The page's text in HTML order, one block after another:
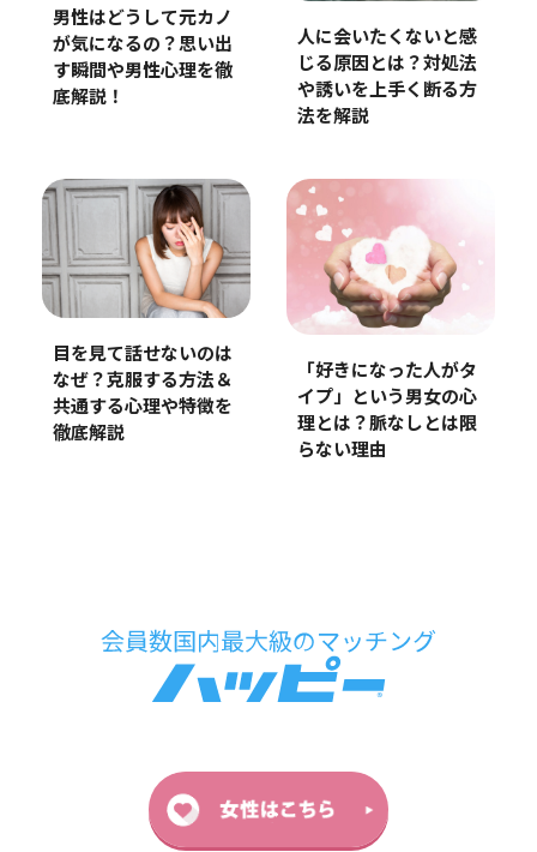
男性はどうして元カノ
が気になるの？思い出
す瞬間や男性心理を徹
底解説！
人に会いたくないと感
じる原因とは？対処法
や誘いを上手く断る方
法を解説
目を見て話せないのは
なぜ？克服する方法＆
共通する心理や特徴を
徹底解説
「好きになった人がタ
イプ」という男女の心
理とは？脈なしとは限
らない理由